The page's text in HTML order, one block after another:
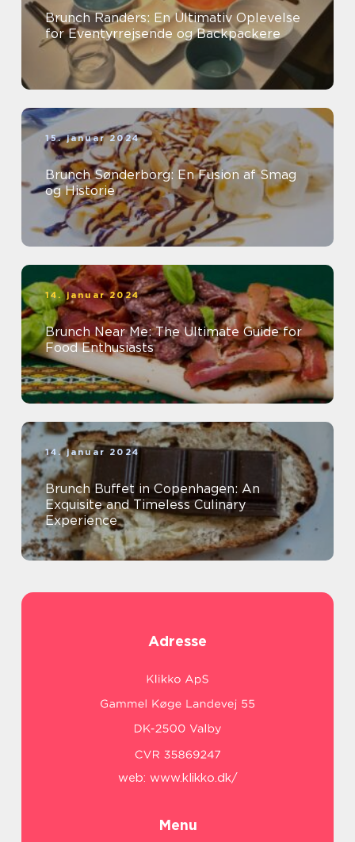
Brunch Randers: En Ultimativ Oplevelse
for Eventyrrejsende og Backpackere
15. januar 2024
Brunch Sønderborg: En Fusion af Smag
og Historie
14. januar 2024
Brunch Near Me: The Ultimate Guide for
Food Enthusiasts
14. januar 2024
Brunch Buffet in Copenhagen: An
Exquisite and Timeless Culinary
Experience
Adresse
web: www.klikko.dk/
Menu